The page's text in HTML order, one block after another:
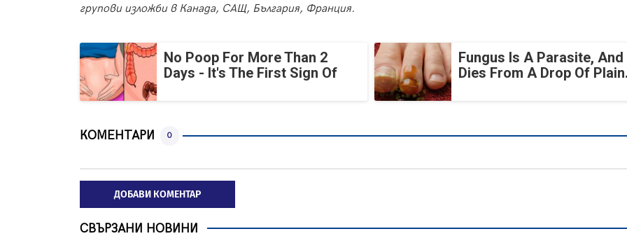
групови изложби в Канада, САЩ, България, Франция.
No Poop For More Than 2
Days - It's The First Sign Of
Fungus Is A Parasite, And
Dies From A Drop Of
КОМЕНТАРИ 0
ДОБАВИ КОМЕНТАР
СВЪРЗАНИ НОВИНИ